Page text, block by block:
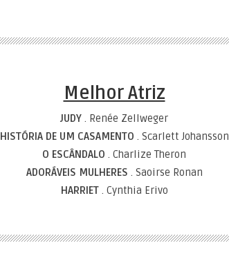
Melhor Atriz
JUDY . Renée Zellweger
HISTÓRIA DE UM CASAMENTO . Scarlett Johansson
O ESCÂNDALO . Charlize Theron
ADORÁVEIS MULHERES . Saoirse Ronan
HARRIET . Cynthia Erivo